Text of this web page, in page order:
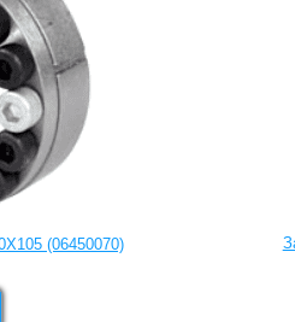
(06450070)